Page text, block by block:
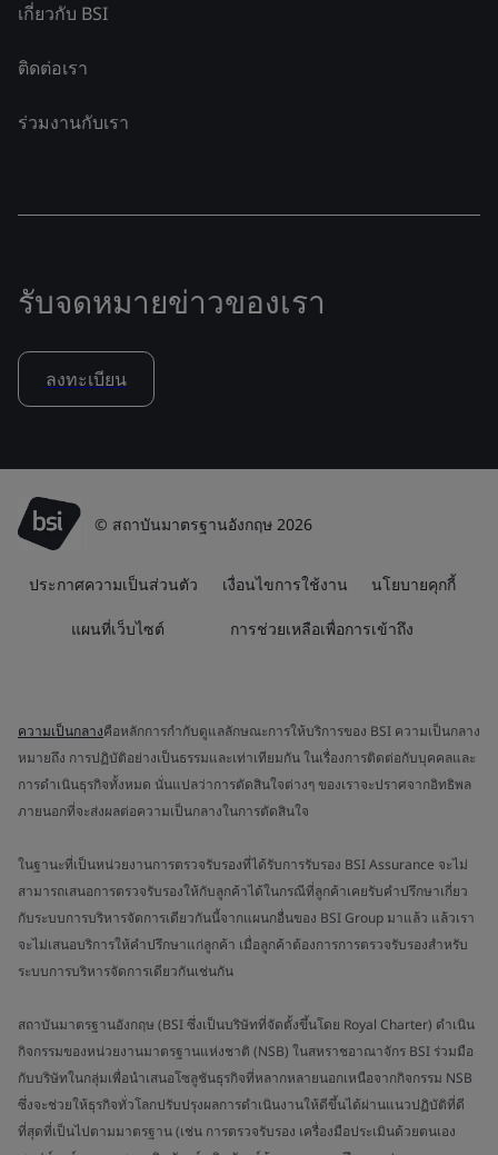
เกี่ยวกับ BSI
ติดต่อเรา
ร่วมงานกับเรา
รับจดหมายข่าวของเรา
ลงทะเบียน
© สถาบันมาตรฐานอังกฤษ 2026
ประกาศความเป็นส่วนตัว เงื่อนไขการใช้งาน นโยบายคุกกี้
แผนที่เว็บไซต์ การช่วยเหลือเพื่อการเข้าถึง
ความเป็นกลางคือหลักการกำกับดูแลลักษณะการให้บริการของ BSI ความเป็นกลาง
หมายถึง การปฏิบัติอย่างเป็นธรรมและเท่าเทียมกัน ในเรื่องการติดต่อกับบุคคลและ
การดำเนินธุรกิจทั้งหมด นั่นแปลว่าการตัดสินใจต่างๆ ของเราจะปราศจากอิทธิพล
ภายนอกที่จะส่งผลต่อความเป็นกลางในการตัดสินใจ
ในฐานะที่เป็นหน่วยงานการตรวจรับรองที่ได้รับการรับรอง BSI Assurance จะไม่
สามารถเสนอการตรวจรับรองให้กับลูกค้าได้ในกรณีที่ลูกค้าเคยรับคำปรึกษาเกี่ยว
กับระบบการบริหารจัดการเดียวกันนี้จากแผนกอื่นของ BSI Group มาแล้ว แล้วเรา
จะไม่เสนอบริการให้คำปรึกษาแก่ลูกค้า เมื่อลูกค้าต้องการการตรวจรับรองสำหรับ
ระบบการบริหารจัดการเดียวกันเช่นกัน
สถาบันมาตรฐานอังกฤษ (BSI ซึ่งเป็นบริษัทที่จัดตั้งขึ้นโดย Royal Charter) ดำเนิน
กิจกรรมของหน่วยงานมาตรฐานแห่งชาติ (NSB) ในสหราชอาณาจักร BSI ร่วมมือ
กับบริษัทในกลุ่มเพื่อนำเสนอโซลูชันธุรกิจที่หลากหลายนอกเหนือจากกิจกรรม NSB
ซึ่งจะช่วยให้ธุรกิจทั่วโลกปรับปรุงผลการดำเนินงานให้ดีขึ้นได้ผ่านแนวปฏิบัติที่ดี
ที่สุดที่เป็นไปตามมาตรฐาน (เช่น การตรวจรับรอง เครื่องมือประเมินด้วยตนเอง